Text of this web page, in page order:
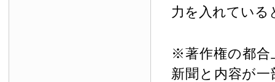
力を入れている
※著作権の都合
新聞と内容が